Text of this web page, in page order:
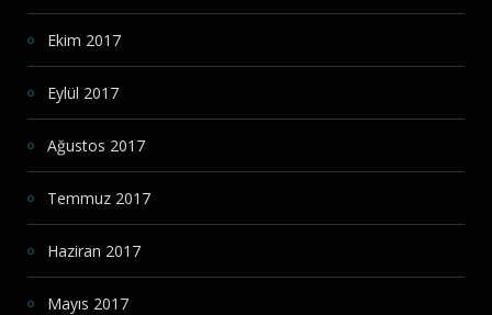
Ekim 2017
Eylül 2017
Ağustos 2017
Temmuz 2017
Haziran 2017
Mayıs 2017